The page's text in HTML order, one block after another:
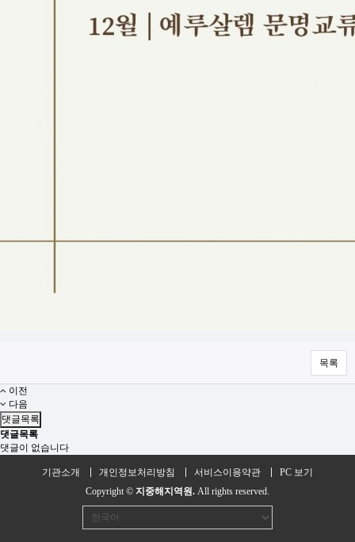
목록
이전
다음
댓글목록
댓글목록
댓글이 없습니다
기관소개 개인정보처리방침 서비스이용약관
PC 보기
Copyright © 지중해지역원. All rights reserved.